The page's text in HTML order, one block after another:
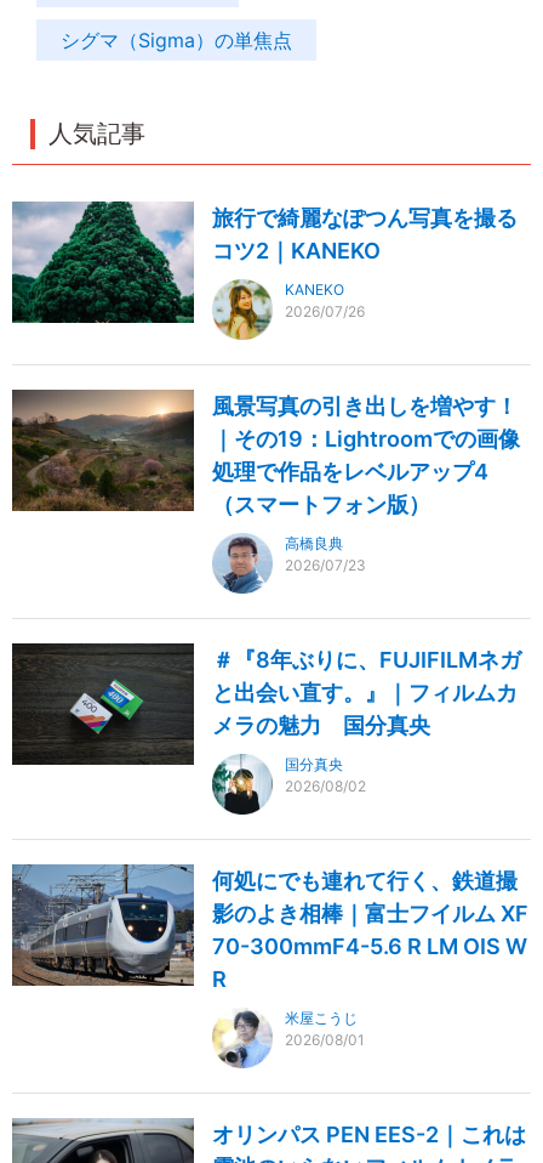
シグマ（Sigma）の単焦点
人気記事
旅行で綺麗なぽつん写真を撮る
コツ2｜KANEKO
KANEKO
2026/07/26
風景写真の引き出しを増やす！
｜その19：Lightroomでの画像
処理で作品をレベルアップ4
（スマートフォン版）
高橋良典
2026/07/23
＃『8年ぶりに、FUJIFILMネガ
と出会い直す。』｜フィルムカ
メラの魅力 国分真央
国分真央
2026/08/02
何処にでも連れて行く、鉄道撮
影のよき相棒｜富士フイルム XF
70-300mmF4-5.6 R LM OIS W
R
米屋こうじ
2026/08/01
オリンパス PEN EES-2｜これは